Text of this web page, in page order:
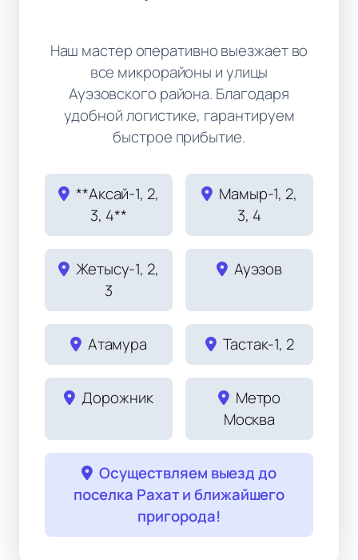
Наш мастер оперативно выезжает во
все микрорайоны и улицы
Ауэзовского района. Благодаря
удобной логистике, гарантируем
быстрое прибытие.
**Аксай-1, 2,
3, 4**
Мамыр-1, 2,
3, 4
Жетысу-1, 2,
3
Ауэзов
Атамура Тастак-1, 2
Дорожник
Метро
Москва
Осуществляем выезд до
поселка Рахат и ближайшего
пригорода!